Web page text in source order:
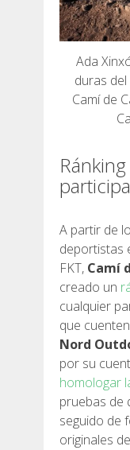
FRANÇAIS
DEUTSCH
Ada
duras
Camí de
A partir de
deportistas
FKT, Camí
creado un
cualquier
que
Nord
por su
homologar
pruebas de
seguido de
originales